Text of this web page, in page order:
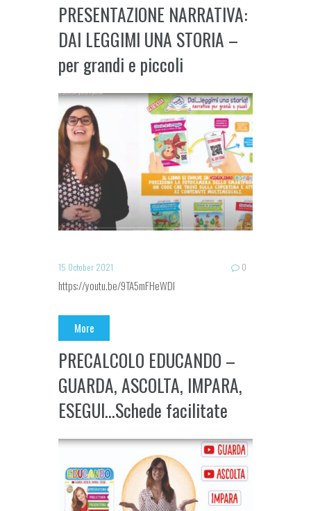
PRESENTAZIONE NARRATIVA:
DAI LEGGIMI UNA STORIA –
per grandi e piccoli
15 October 2021 0
https://youtu.be/9TA5mFHeWDI
More
PRECALCOLO EDUCANDO –
GUARDA, ASCOLTA, IMPARA,
ESEGUI…Schede facilitate